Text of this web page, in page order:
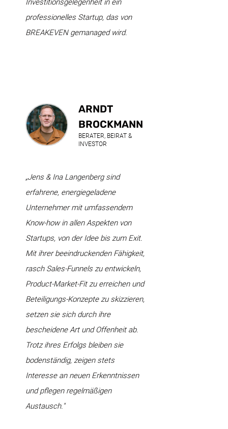
Investitionsgelegenheit in ein
professionelles Startup, das von
BREAKEVEN gemanaged wird.
„Jens & Ina Langenberg sind
erfahrene, energiegeladene
Unternehmer mit umfassendem
Know-how in allen Aspekten von
Startups, von der Idee bis zum Exit.
Mit ihrer beeindruckenden Fähigkeit,
rasch Sales-Funnels zu entwickeln,
Product-Market-Fit zu erreichen und
Beteiligungs-Konzepte zu skizzieren,
setzen sie sich durch ihre
bescheidene Art und Offenheit ab.
Trotz ihres Erfolgs bleiben sie
bodenständig, zeigen stets
Interesse an neuen Erkenntnissen
und pflegen regelmäßigen
Austausch."
ARNDT
BROCKMANN
BERATER, BEIRAT &
INVESTOR